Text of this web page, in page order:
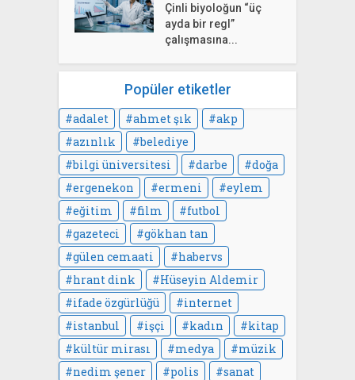
Çinli biyoloğun “üç
ayda bir regl”
çalışmasına...
Popüler etiketler
adalet ahmet şık
akp
azınlık
belediye
bilgi üniversitesi
darbe
doğa
ergenekon
ermeni
eylem
eğitim
film
futbol
gazeteci
gökhan tan
gülen cemaati
habervs
hrant dink
Hüseyin Aldemir
ifade özgürlüğü
internet
istanbul
işçi kadın
kitap
kültür mirası
medya
müzik
nedim şener
polis
sanat